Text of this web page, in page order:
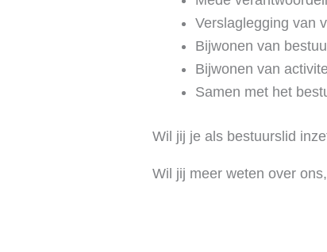
Verslaglegging van
Bijwonen van
Bijwonen van
Samen met het
Wil jij je als bestuurslid
Wil jij meer weten over